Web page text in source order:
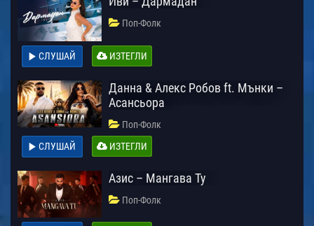
Поп-Фолк
СЛУШАЙ ИЗТЕГЛИ
Данна & Алекс Робов ft. Мънки –
Асансьора
Поп-Фолк
СЛУШАЙ
ИЗТЕГЛИ
Азис – Мангава Ту
Поп-Фолк